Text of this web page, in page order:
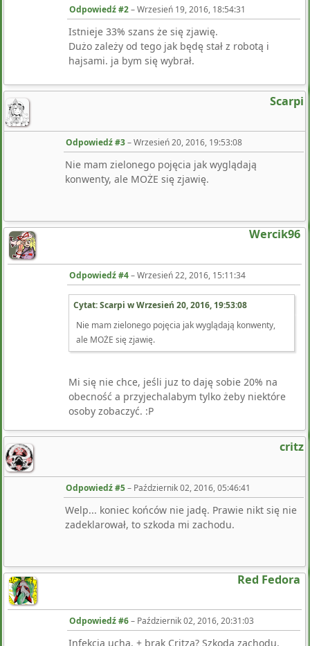
Odpowiedź #2–Wrzesień 19, 2016, 18:54:31
Istnieje 33% szans że się zjawię.
Dużo zależy od tego jak będę stał z robotą i
hajsami. ja bym się wybrał.
Scarpi
Odpowiedź #3–Wrzesień 20, 2016, 19:53:08
Nie mam zielonego pojęcia jak wyglądają
konwenty, ale MOŻE się zjawię.
Wercik96
Odpowiedź #4–Wrzesień 22, 2016, 15:11:34
Cytat: Scarpi wWrzesień 20, 2016, 19:53:08
Nie mam zielonego pojęcia jak wyglądają konwenty,
ale MOŻE się zjawię.
Mi się nie chce, jeśli juz to daję sobie 20% na
obecność a przyjechalabym tylko żeby niektóre
osoby zobaczyć. :P
critz
Odpowiedź #5– Październik 02, 2016, 05:46:41
Welp... koniec końców nie jadę. Prawie nikt się nie
zadeklarował, to szkoda mi zachodu.
Red Fedora
Odpowiedź #6– Październik 02, 2016, 20:31:03
Infekcja ucha, + brak Critza? Szkoda zachodu.